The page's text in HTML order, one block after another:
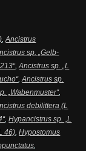
,Ancistrus
sp. „Gelb-
,Ancistrus sp. „L
,Ancistrus sp.
„Wabenmuster“,
debilittera (L
,Hypancistrus sp. „L
46),Hypostomus
,